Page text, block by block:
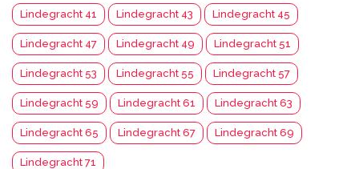
Lindegracht 41 Lindegracht 43 Lindegracht 45
Lindegracht 47 Lindegracht 49 Lindegracht 51
Lindegracht 53 Lindegracht 55 Lindegracht 57
Lindegracht 59 Lindegracht 61 Lindegracht 63
Lindegracht 65 Lindegracht 67 Lindegracht 69
Lindegracht 71